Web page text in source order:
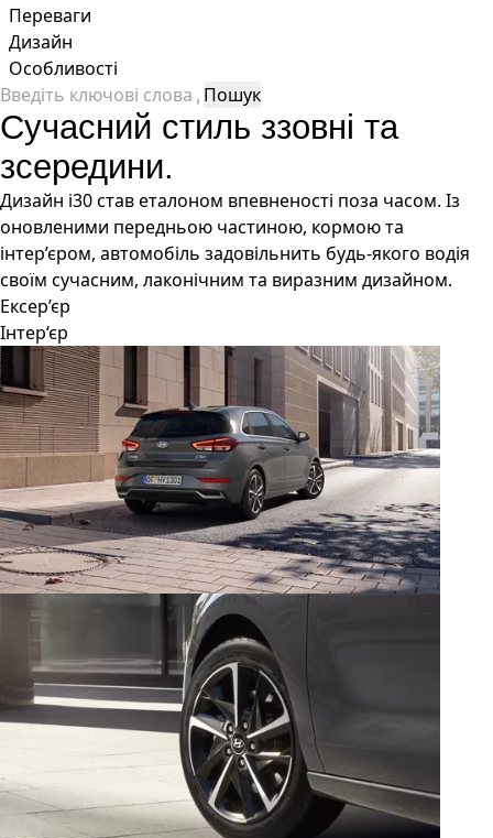
Переваги
Дизайн
Особливості
Сучасний стиль ззовні та
зсередини.
Дизайн i30 став еталоном впевненості поза часом. Із
оновленими передньою частиною, кормою та
інтер’єром, автомобіль задовільнить будь-якого водія
своїм сучасним, лаконічним та виразним дизайном.
Ексер’єр
Інтер‘єр